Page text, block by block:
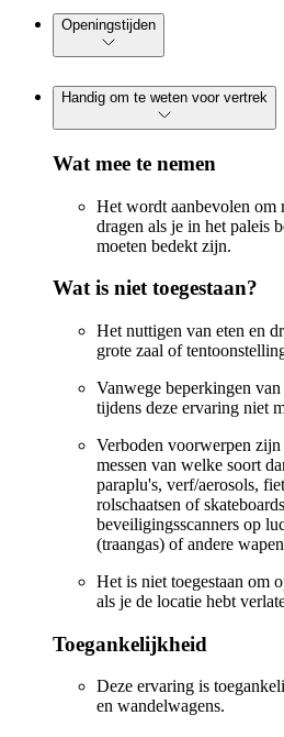
Openingstijden
Handig om te weten voor vertrek
Wat mee te nemen
Het wordt aanbevolen om
dragen als je in het paleis
moeten bedekt zijn.
Wat is niet toegestaan?
Het nuttigen van eten en
grote zaal of
Vanwege beperkingen
tijdens deze ervaring niet
Verboden voorwerpen zijn
messen van welke soort
paraplu's, verf/aerosols,
rolschaatsen of
beveiligingsscanners op
(traangas) of andere
Het is niet toegestaan om
als je de locatie hebt
Toegankelijkheid
Deze ervaring is
en wandelwagens.